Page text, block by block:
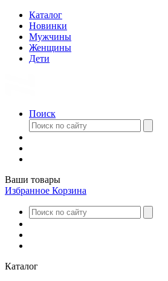
Каталог
Новинки
Мужчины
Женщины
Дети
Поиск
Ваши товары
Избранное Корзина
Каталог